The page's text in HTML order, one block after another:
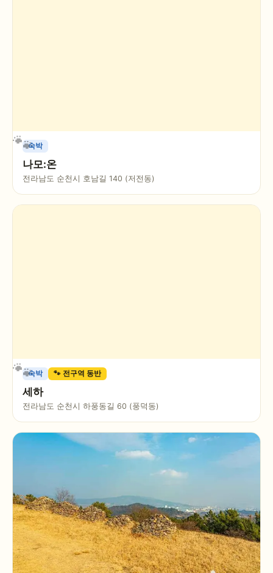
숙박
나모:온
전라남도 순천시 호남길 140 (저전동)
숙박 🐾 전구역 동반
세하
전라남도 순천시 하풍동길 60 (풍덕동)